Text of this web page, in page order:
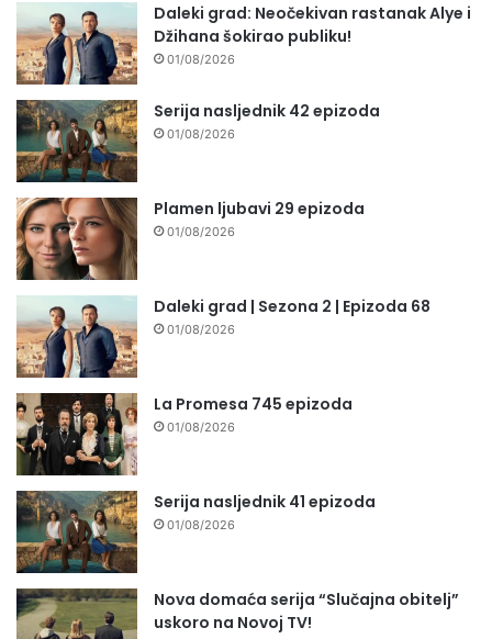
Daleki grad: Neočekivan rastanak Alye i
Džihana šokirao publiku!
01/08/2026
Serija nasljednik 42 epizoda
01/08/2026
Plamen ljubavi 29 epizoda
01/08/2026
Daleki grad | Sezona 2 | Epizoda 68
01/08/2026
La Promesa 745 epizoda
01/08/2026
Serija nasljednik 41 epizoda
01/08/2026
Nova domaća serija “Slučajna obitelj”
uskoro na Novoj TV!